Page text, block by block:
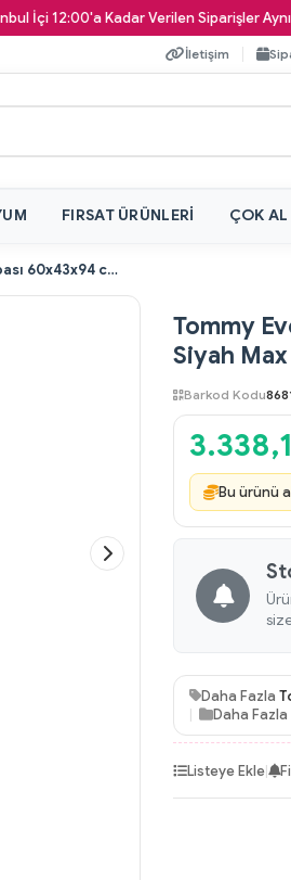
Kadar Verilen Siparişler Aynı Gün
İletişim
FIRSAT ÜRÜNLERI ÇOK
Tommy Evcil Hayvan Arabası 60x43x94 cm Siyah Max 15 kg
Tommy
Siyah
Barkod Kodu
Bu ürünü
Daha Fazla
Daha Fazla
Listeye Ekle|